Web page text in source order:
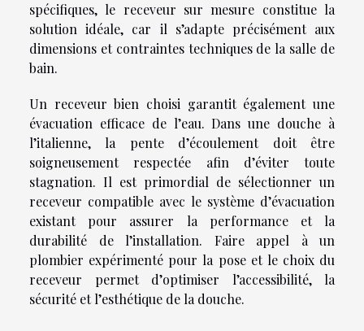
spécifiques, le receveur sur mesure constitue la
solution idéale, car il s’adapte précisément aux
dimensions et contraintes techniques de la salle de
bain.
Un receveur bien choisi garantit également une
évacuation efficace de l’eau. Dans une douche à
l’italienne, la pente d’écoulement doit être
soigneusement respectée afin d’éviter toute
stagnation. Il est primordial de sélectionner un
receveur compatible avec le système d’évacuation
existant pour assurer la performance et la
durabilité de l’installation. Faire appel à un
plombier expérimenté pour la pose et le choix du
receveur permet d’optimiser l’accessibilité, la
sécurité et l’esthétique de la douche.